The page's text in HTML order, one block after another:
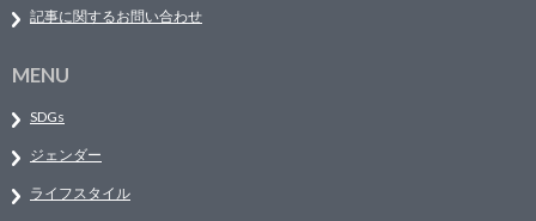
記事に関するお問い合わせ
MENU
SDGs
ジェンダー
ライフスタイル